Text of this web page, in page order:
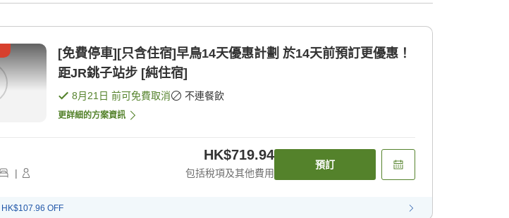
[免費停車][只含住宿]早鳥14天優惠計劃 於14天前預訂更優惠！
距JR銚子站步 [純住宿]
8月21日 前可免費取消 不連餐飲
更詳細的方案資訊
|
HK$719.94
包括稅項及其他費用
預訂
HK$107.96 OFF